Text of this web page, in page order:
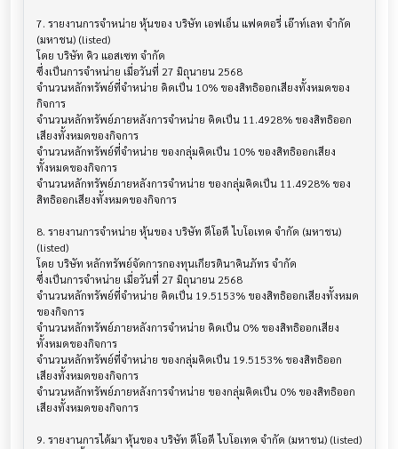
7. รายงานการจำหน่าย หุ้นของ บริษัท เอฟเอ็น แฟคตอรี่ เอ๊าท์เลท จำกัด
(มหาชน) (listed)
โดย บริษัท คิว แอสเซท จำกัด
ซึ่งเป็นการจำหน่าย เมื่อวันที่ 27 มิถุนายน 2568
จำนวนหลักทรัพย์ที่จำหน่าย คิดเป็น 10% ของสิทธิออกเสียงทั้งหมดของ
กิจการ
จำนวนหลักทรัพย์ภายหลังการจำหน่าย คิดเป็น 11.4928% ของสิทธิออก
เสียงทั้งหมดของกิจการ
จำนวนหลักทรัพย์ที่จำหน่าย ของกลุ่มคิดเป็น 10% ของสิทธิออกเสียง
ทั้งหมดของกิจการ
จำนวนหลักทรัพย์ภายหลังการจำหน่าย ของกลุ่มคิดเป็น 11.4928% ของ
สิทธิออกเสียงทั้งหมดของกิจการ
8. รายงานการจำหน่าย หุ้นของ บริษัท ดีโอดี ไบโอเทค จำกัด (มหาชน)
(listed)
โดย บริษัท หลักทรัพย์จัดการกองทุนเกียรตินาคินภัทร จำกัด
ซึ่งเป็นการจำหน่าย เมื่อวันที่ 27 มิถุนายน 2568
จำนวนหลักทรัพย์ที่จำหน่าย คิดเป็น 19.5153% ของสิทธิออกเสียงทั้งหมด
ของกิจการ
จำนวนหลักทรัพย์ภายหลังการจำหน่าย คิดเป็น 0% ของสิทธิออกเสียง
ทั้งหมดของกิจการ
จำนวนหลักทรัพย์ที่จำหน่าย ของกลุ่มคิดเป็น 19.5153% ของสิทธิออก
เสียงทั้งหมดของกิจการ
จำนวนหลักทรัพย์ภายหลังการจำหน่าย ของกลุ่มคิดเป็น 0% ของสิทธิออก
เสียงทั้งหมดของกิจการ
9. รายงานการได้มา หุ้นของ บริษัท ดีโอดี ไบโอเทค จำกัด (มหาชน) (listed)